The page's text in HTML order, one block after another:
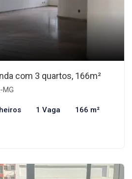
com 3 quartos, 166m²
MG
1 Vaga 166 m²